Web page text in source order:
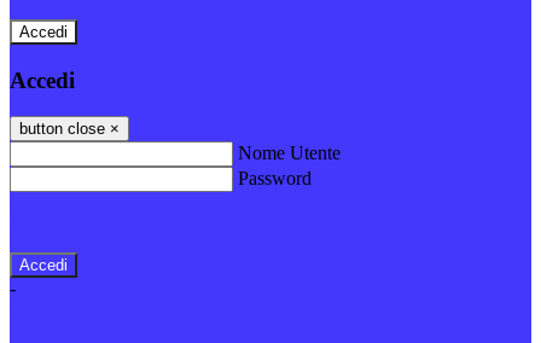
Accedi
Accedi
button close ×
Nome Utente
Password
-